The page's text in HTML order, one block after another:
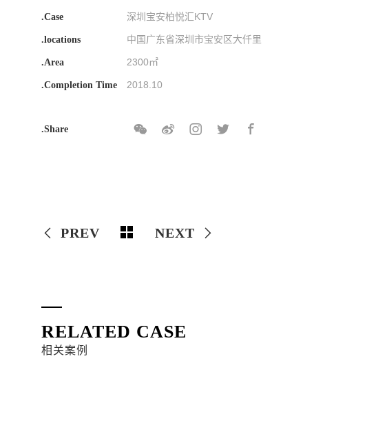
PREV NEXT
.Case 深圳宝安柏悦汇KTV
.locations 中国广东省深圳市宝安区大仟里
.Area 2300㎡
.Completion Time 2018.10
.Share
RELATED CASE
相关案例